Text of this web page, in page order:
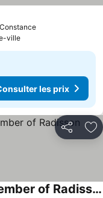
Consulter les
les prix
ville
les prix
Partager
HARBR. Hotel Konstanz, a member of Radisson Individuals